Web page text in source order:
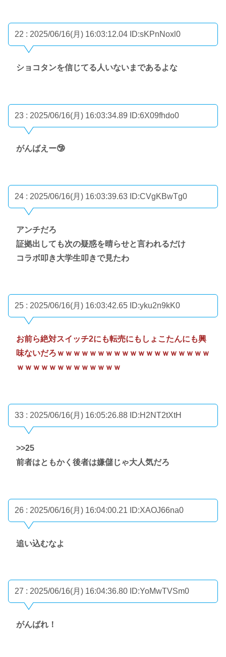
22 : 2025/06/16(月) 16:03:12.04 ID:sKPnNoxl0
ショコタンを信じてる人いないまであるよな
23 : 2025/06/16(月) 16:03:34.89 ID:6X09fhdo0
がんばえー🤥
24 : 2025/06/16(月) 16:03:39.63 ID:CVgKBwTg0
アンチだろ
証拠出しても次の疑惑を晴らせと言われるだけ
コラボ叩き大学生叩きで見たわ
25 : 2025/06/16(月) 16:03:42.65 ID:yku2n9kK0
お前ら絶対スイッチ2にも転売にもしょこたんにも興
味ないだろｗｗｗｗｗｗｗｗｗｗｗｗｗｗｗｗｗｗｗ
ｗｗｗｗｗｗｗｗｗｗｗｗｗ
33 : 2025/06/16(月) 16:05:26.88 ID:H2NT2tXtH
>>25
前者はともかく後者は嫌儲じゃ大人気だろ
26 : 2025/06/16(月) 16:04:00.21 ID:XAOJ66na0
追い込むなよ
27 : 2025/06/16(月) 16:04:36.80 ID:YoMwTVSm0
がんばれ！